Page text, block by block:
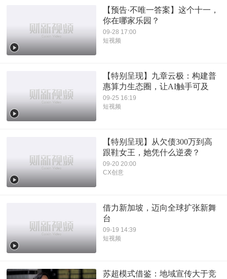
【预告·不唯一答案】这个十一，
你在哪家乐园？
09-28 17:00
短视频
【特别呈现】九章云极：构建普
惠算力生态圈，让AI触手可及
09-25 16:19
短视频
【特别呈现】从欠债300万到高
跟鞋女王，她凭什么逆袭？
09-20 20:00
CX创意
借力新加坡，迈向全球扩张新舞
台
09-19 14:39
短视频
苏超模式借鉴：地域宣传大于竞